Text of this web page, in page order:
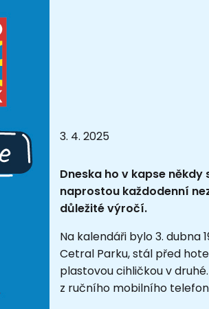
3. 4. 2025
Dneska ho v kapse
naprostou každodenní
důležité výročí.
Na kalendáři bylo 3. dubna
Cetral Parku, stál před
plastovou cihličkou v
z ručního mobilního